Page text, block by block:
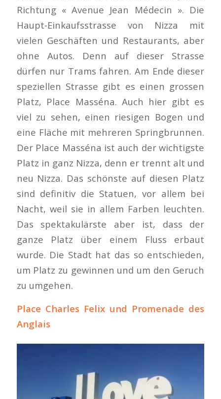
Richtung « Avenue Jean Médecin ». Die
Haupt-Einkaufsstrasse von Nizza mit
vielen Geschäften und Restaurants, aber
ohne Autos. Denn auf dieser Strasse
dürfen nur Trams fahren. Am Ende dieser
speziellen Strasse gibt es einen grossen
Platz, Place Masséna. Auch hier gibt es
viel zu sehen, einen riesigen Bogen und
eine Fläche mit mehreren Springbrunnen.
Der Place Masséna ist auch der wichtigste
Platz in ganz Nizza, denn er trennt alt und
neu Nizza. Das schönste auf diesen Platz
sind definitiv die Statuen, vor allem bei
Nacht, weil sie in allem Farben leuchten.
Das spektakulärste aber ist, dass der
ganze Platz über einem Fluss erbaut
wurde. Die Stadt hat das so entschieden,
um Platz zu gewinnen und um den Geruch
zu umgehen.
Place Charles Felix und Promenade des
Anglais